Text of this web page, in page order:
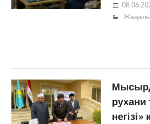
рухани
негізі»